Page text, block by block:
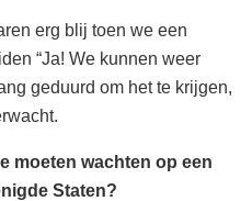
erg blij toen we een
“Ja! We kunnen weer
geduurd om het te krijgen,
moeten wachten op een
Staten?